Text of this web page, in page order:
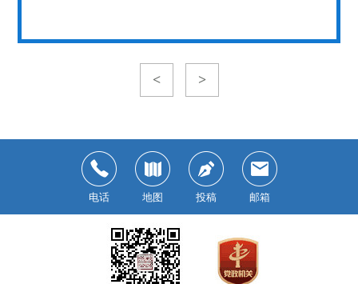
< >
电话 地图 投稿 邮箱